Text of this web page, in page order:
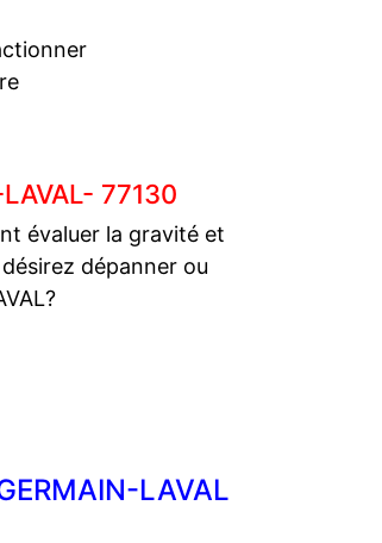
77130
évaluer la gravité et
dépanner ou
LAVAL